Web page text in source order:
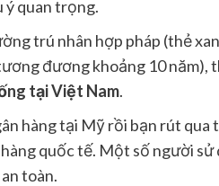
ý quan trọng.
trú nhân hợp pháp (thẻ
đương khoảng 10 năm),
tại Việt Nam.
hàng tại Mỹ rồi bạn rút
quốc tế. Một số người sử
toàn.